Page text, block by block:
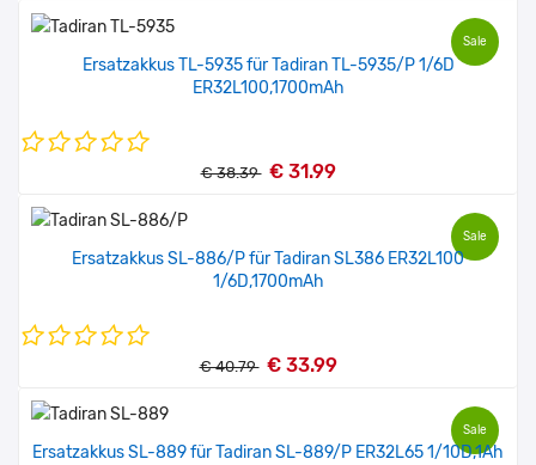
Sale
Ersatzakkus TL-5935 für Tadiran TL-5935/P 1/6D
ER32L100,1700mAh
€ 38.39 € 31.99
Sale
Ersatzakkus SL-886/P für Tadiran SL386 ER32L100
1/6D,1700mAh
€ 40.79 € 33.99
Sale
Ersatzakkus SL-889 für Tadiran SL-889/P ER32L65 1/10D,1Ah